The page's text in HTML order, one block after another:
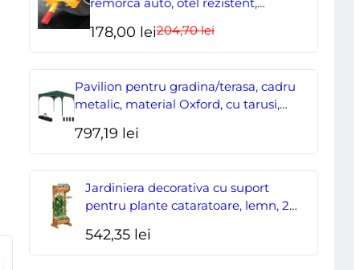
204,70leiPrețul
a
fost:
178,00 lei
Prețul
este:
178,00 lei.
Pavilion pentru gradina/terasa, cadru
metalic, material Oxford, cu tarusi,
2.95×2.95×2.55 m
797,19 lei
Jardiniera decorativa cu suport
pentru plante cataratoare, lemn, 2
542,35 lei